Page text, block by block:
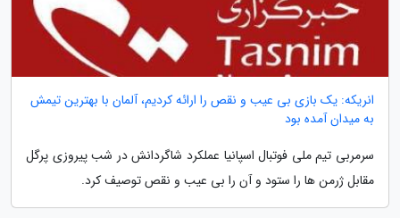
انریکه: یک بازی بی عیب و نقص را ارائه کردیم، آلمان با بهترین تیمش
به میدان آمده بود
سرمربی تیم ملی فوتبال اسپانیا عملکرد شاگردانش در شب پیروزی پرگل
مقابل ژرمن ها را ستود و آن را بی عیب و نقص توصیف کرد.